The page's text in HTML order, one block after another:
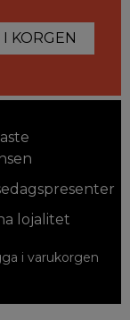
I KORGEN
lojalitet
i varukorgen